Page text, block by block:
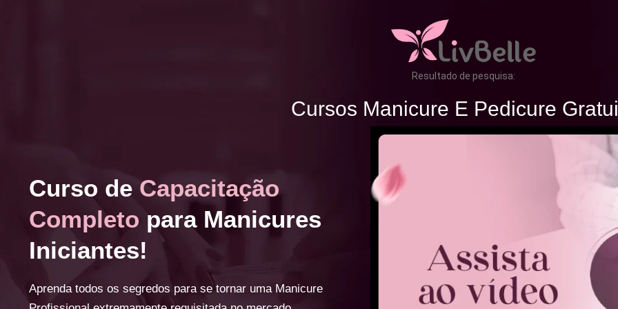
Resultado de pesquisa:
Cursos Manicure E Pedicure
Curso de Capacitação
Completo para Manicures
Iniciantes!
Aprenda todos os segredos para se tornar uma Manicure